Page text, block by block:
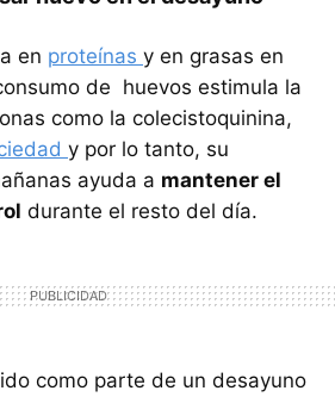
en proteínas y en grasas en
de huevos estimula la
como la colecistoquinina,
y por lo tanto, su
ayuda a mantener el
durante el resto del día.
como parte de un desayuno